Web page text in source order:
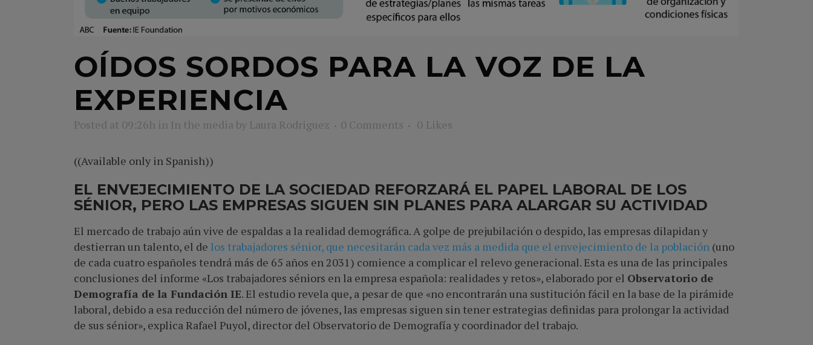
OÍDOS SORDOS PARA LA VOZ DE LA
EXPERIENCIA
Posted at 09:26h in In the media by Laura Rodriguez 0 Comments 0 Likes
((Available only in Spanish))
EL ENVEJECIMIENTO DE LA SOCIEDAD REFORZARÁ EL PAPEL LABORAL DE LOS
SÉNIOR, PERO LAS EMPRESAS SIGUEN SIN PLANES PARA ALARGAR SU ACTIVIDAD
El mercado de trabajo aún vive de espaldas a la realidad demográfica. A golpe de prejubilación o despido, las empresas dilapidan y
destierran un talento, el de los trabajadores sénior, que necesitarán cada vez más a medida que el envejecimiento de la población (uno
de cada cuatro españoles tendrá más de 65 años en 2031) comience a complicar el relevo generacional. Esta es una de las principales
conclusiones del informe «Los trabajadores séniors en la empresa española: realidades y retos», elaborado por el Observatorio de
Demografía de la Fundación IE. El estudio revela que, a pesar de que «no encontrarán una sustitución fácil en la base de la pirámide
laboral, debido a esa reducción del número de jóvenes, las empresas siguen sin tener estrategias definidas para prolongar la actividad
de sus sénior», explica Rafael Puyol, director del Observatorio de Demografía y coordinador del trabajo.